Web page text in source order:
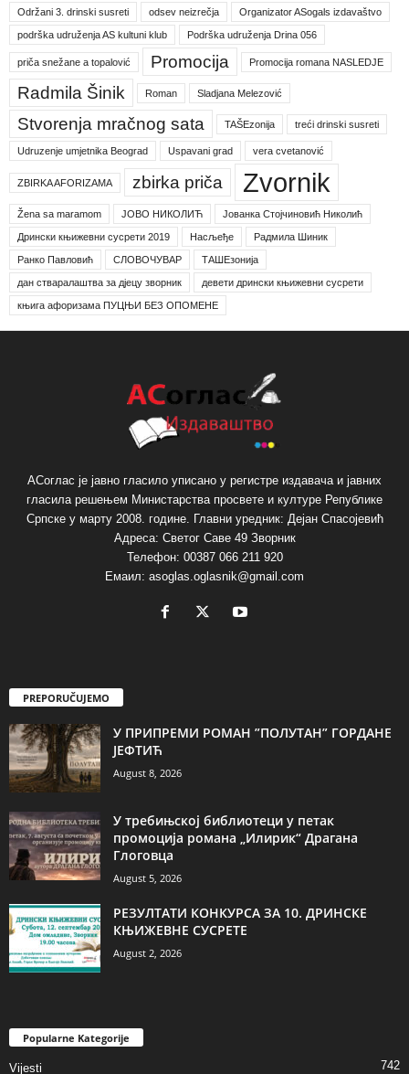
Održani 3. drinski susreti odsev neizrečja Organizator ASogals izdavaštvo
podrška udruženja AS kultuni klub Podrška udruženja Drina 056
priča snežane a topalović Promocija Promocija romana NASLEDJE
Radmila Šinik Roman Sladjana Melezović
Stvorenja mračnog sata TAŠEzonija treći drinski susreti
Udruzenje umjetnika Beograd Uspavani grad vera cvetanović
ZBIRKA AFORIZAMA zbirka priča Zvornik
Žena sa maramom ЈОВО НИКОЛИЋ Јованка Стојчиновић Николић
Дрински књижевни сусрети 2019 Насљеђе Радмила Шиник
Ранко Павловић СЛОВОЧУВАР ТАШЕзонија
дан стваралаштва за дјецу зворник девети дрински књижевни сусрети
књига афоризама ПУЦЊИ БЕЗ ОПОМЕНЕ
АСоглас је јавно гласило уписано у регистре издавача и јавних
гласила решењем Министарства просвете и културе Републике
Српске у марту 2008. године. Главни уредник: Дејан Спасојевић
Адреса: Светог Саве 49 Зворник
Телефон: 00387 066 211 920
Емаил: asoglas.oglasnik@gmail.com
PREPORUČUJEMO
У ПРИПРЕМИ РОМАН ”ПОЛУТАН” ГОРДАНЕ
ЈЕФТИЋ
August 8, 2026
У требињској библиотеци у петак
промоција романа „Илирик“ Драгана
Глоговца
August 5, 2026
РЕЗУЛТАТИ КОНКУРСА ЗА 10. ДРИНСКЕ
КЊИЖЕВНЕ СУСРЕТЕ
August 2, 2026
Popularne Kategorije
Vijesti 742